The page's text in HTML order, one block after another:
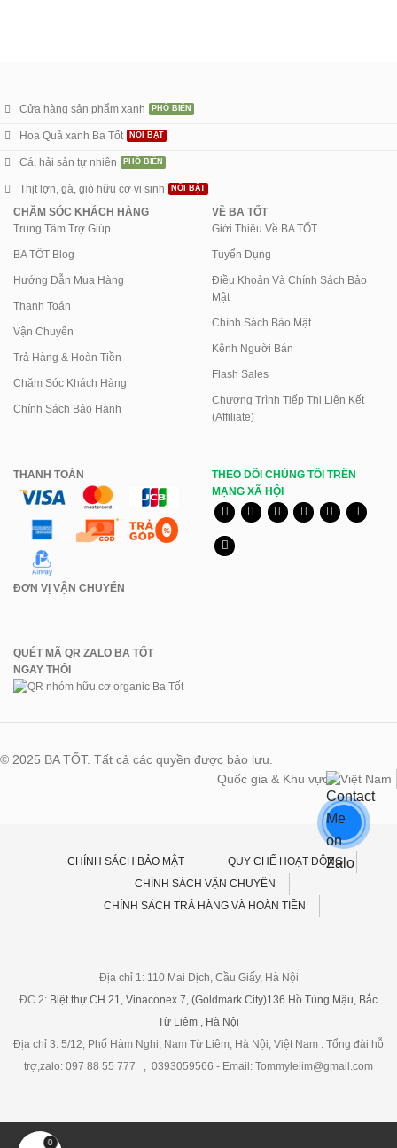
Cửa hàng sản phẩm xanh
Hoa Quả xanh Ba Tốt
Cá, hải sản tự nhiên
Thịt lợn, gà, giò hữu cơ vi sinh
CHĂM SÓC KHÁCH HÀNG
Trung Tâm Trợ Giúp
BA TỐT Blog
Hướng Dẫn Mua Hàng
Thanh Toán
Vận Chuyển
Trả Hàng & Hoàn Tiền
Chăm Sóc Khách Hàng
Chính Sách Bảo Hành
VỀ BA TỐT
Giới Thiệu Về BA TỐT
Tuyển Dụng
Điều Khoản Và Chính Sách Bảo
Mật
Chính Sách Bảo Mật
Kênh Người Bán
Flash Sales
Chương Trình Tiếp Thị Liên Kết
(Affiliate)
THANH TOÁN
ĐƠN VỊ VẬN CHUYỂN
THEO DÕI CHÚNG TÔI TRÊN
MẠNG XÃ HỘI
QUÉT MÃ QR ZALO BA TỐT
NGAY THÔI
© 2025 BA TỐT. Tất cả các quyền được bảo lưu.
Quốc gia & Khu vực: Việt Nam
CHÍNH SÁCH BẢO MẬT
QUY CHẾ HOẠT ĐỘNG
CHÍNH SÁCH VẬN CHUYỂN
CHÍNH SÁCH TRẢ HÀNG VÀ HOÀN TIỀN
Địa chỉ 1: 110 Mai Dịch, Cầu Giấy, Hà Nội
ĐC 2: Biệt thự CH 21, Vinaconex 7, (Goldmark City)136 Hồ Tùng Mậu, Bắc
Từ Liêm , Hà Nội
Địa chỉ 3: 5/12, Phố Hàm Nghi, Nam Từ Liêm, Hà Nội, Việt Nam . Tổng đài hỗ
trợ,zalo: 097 88 55 777 , 0393059566 - Email: Tommyleiim@gmail.com
0